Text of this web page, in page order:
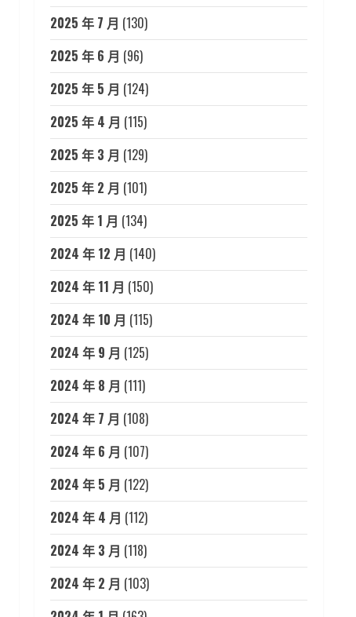
2025 年 7 月 (130)
2025 年 6 月 (96)
2025 年 5 月 (124)
2025 年 4 月 (115)
2025 年 3 月 (129)
2025 年 2 月 (101)
2025 年 1 月 (134)
2024 年 12 月 (140)
2024 年 11 月 (150)
2024 年 10 月 (115)
2024 年 9 月 (125)
2024 年 8 月 (111)
2024 年 7 月 (108)
2024 年 6 月 (107)
2024 年 5 月 (122)
2024 年 4 月 (112)
2024 年 3 月 (118)
2024 年 2 月 (103)